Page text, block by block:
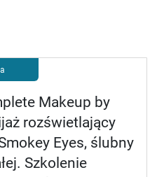
Makeup by
rozświetlający
Eyes, ślubny
Szkolenie